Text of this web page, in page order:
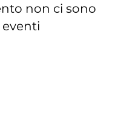
non ci sono
eventi